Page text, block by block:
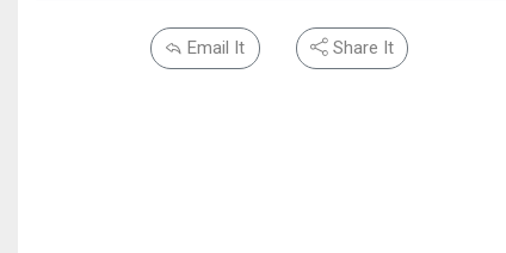
Email It Share It